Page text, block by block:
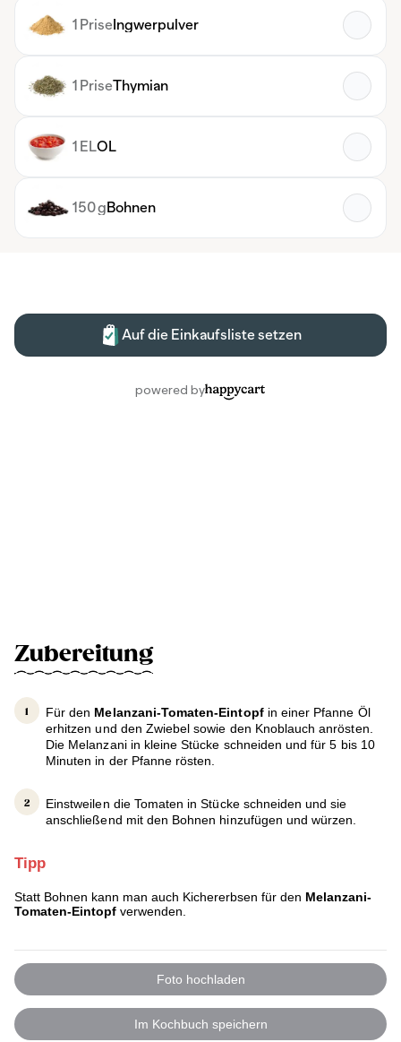
Zubereitung
Für den Melanzani-Tomaten-Eintopfin einer Pfanne Öl
erhitzen und den Zwiebel sowie den Knoblauch anrösten.
Die Melanzani in kleine Stücke schneiden und für 5 bis 10
Minuten in der Pfanne rösten.
Einstweilen die Tomaten in Stücke schneiden und sie
anschließend mit den Bohnen hinzufügen und würzen.
Tipp
Statt Bohnen kann man auch Kichererbsen für den Melanzani-
Tomaten-Eintopf verwenden.
Foto hochladen
Im Kochbuch speichern